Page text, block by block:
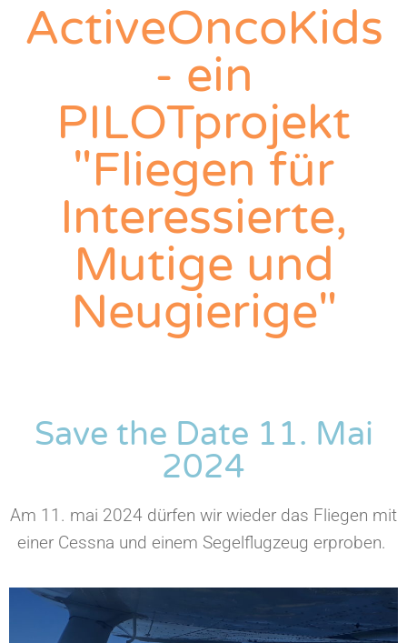
ActiveOncoKids
- ein
PILOTprojekt
"Fliegen für
Interessierte,
Mutige und
Neugierige"
Save the Date 11. Mai
2024
Am 11. mai 2024 dürfen wir wieder das Fliegen mit
einer Cessna und einem Segelflugzeug erproben.